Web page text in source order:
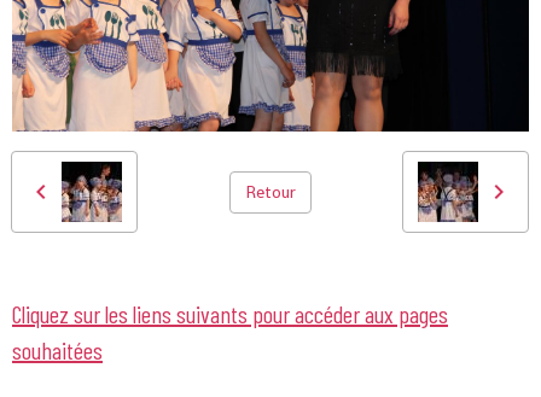
Retour
Cliquez sur les liens suivants pour accéder aux pages
souhaitées